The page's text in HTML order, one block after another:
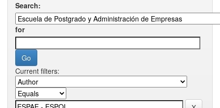
Search:
for
Current filters: